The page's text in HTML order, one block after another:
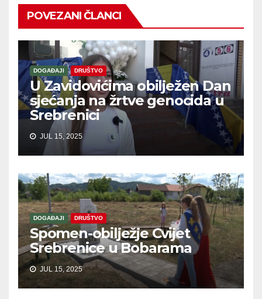
POVEZANI ČLANCI
DOGAĐAJI DRUŠTVO
U Zavidovićima obilježen Dan
sjećanja na žrtve genocida u
Srebrenici
JUL 15, 2025
DOGAĐAJI DRUŠTVO
Spomen-obilježje Cvijet
Srebrenice u Bobarama
JUL 15, 2025